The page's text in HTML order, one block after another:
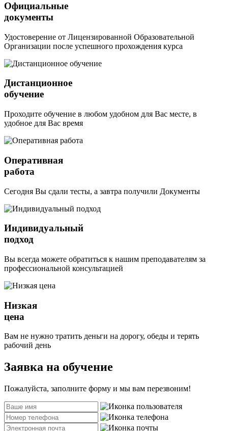
Официальные
документы
Удостоверение от Лицензированной Образовательной
Организации после успешного прохождения курса
Дистанционное
обучение
Проходите обучение в любом удобном для Вас месте, в
удобное для Вас время
Оперативная
работа
Сегодня Вы сдали тесты, а завтра получили Документы
Индивидуальный
подход
Вы всегда можете обратиться к нашим преподавателям за
профессиональной консультацией
Низкая
цена
Вам не нужно тратить деньги на дорогу, обеды и терять
рабочий день
Заявка на обучение
Пожалуйста, заполните форму и мы вам перезвоним!